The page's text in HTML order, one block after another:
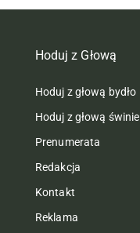
Hoduj z Głową
Hoduj z głową bydło
Hoduj z głową świnie
Prenumerata
Redakcja
Kontakt
Reklama